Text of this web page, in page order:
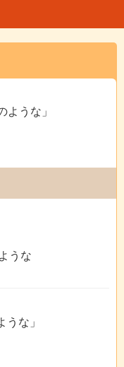
ような」
うな
うな」